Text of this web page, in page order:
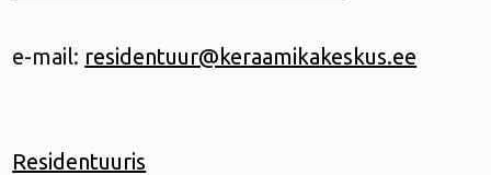
e-mail: residentuur@keraamikakeskus.ee
Residentuuris